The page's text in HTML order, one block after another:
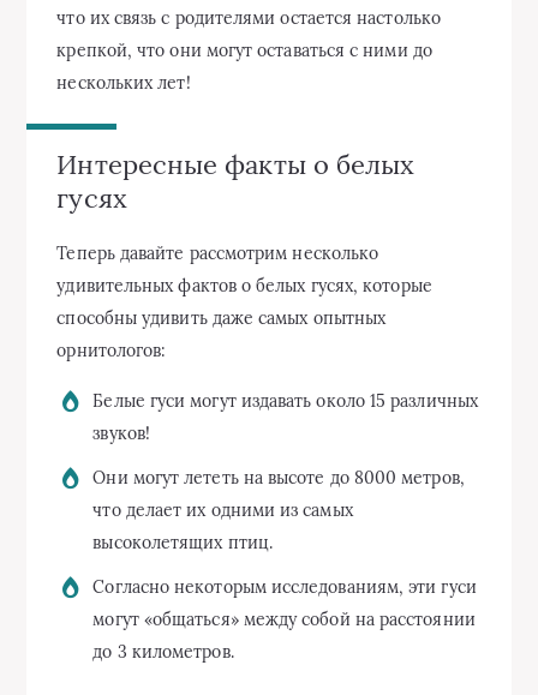
что их связь с родителями остается настолько
крепкой, что они могут оставаться с ними до
нескольких лет!
Интересные факты о белых
гусях
Теперь давайте рассмотрим несколько
удивительных фактов о белых гусях, которые
способны удивить даже самых опытных
орнитологов:
Белые гуси могут издавать около 15 различных
звуков!
Они могут лететь на высоте до 8000 метров,
что делает их одними из самых
высоколетящих птиц.
Согласно некоторым исследованиям, эти гуси
могут «общаться» между собой на расстоянии
до 3 километров.